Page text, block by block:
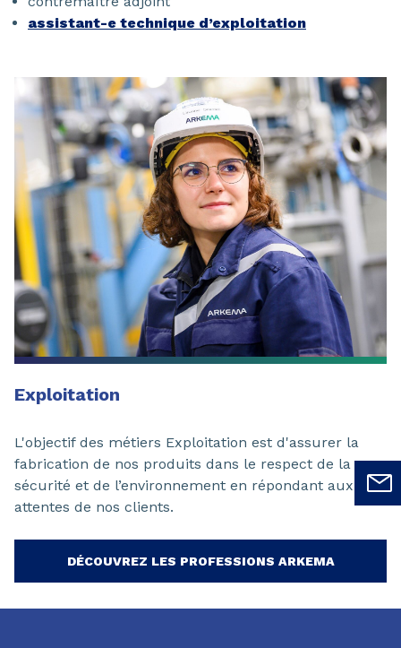
assistant-e technique d’exploitation
Exploitation
L'objectif des métiers Exploitation est d'assurer la
fabrication de nos produits dans le respect de la
sécurité et de l’environnement en répondant aux
attentes de nos clients.
DÉCOUVREZ LES PROFESSIONS ARKEMA